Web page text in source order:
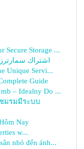
Secure Storage ...
اشتراك سمارترز
Unique Servi...
Guide
– Idealny Do ...
มรมมีระบบ
Nay
w...
nhỏ đến ánh...